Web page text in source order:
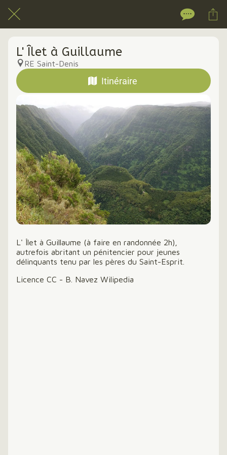
L' Îlet à Guillaume
RE Saint-Denis
Itinéraire
L' Îlet à Guillaume (à faire en randonnée 2h),
autrefois abritant un pénitencier pour jeunes
délinquants tenu par les pères du Saint-Esprit.
Licence CC - B. Navez Wilipedia